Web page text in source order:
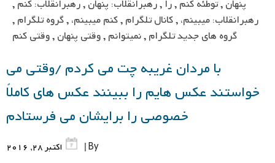
پنهان,توطئه کنم,را, رهبرانقلاب: پنهان,رهبرانقلاب: کنم,
رهبرانقلاب: میبینم،,کانال تلگرام,کنم میبینم،,گروه تلگرام,
گروه های جدید تلگرام,نمیتوانم,وقتی پنهان,وقتی کنم
با مردان غریبه چت می کردم /وقتی می
خواستند عکس هایم را ببینند عکس های کاملاً
خصوصی را برایشان می فرستادم
By |
اکتبر 28, 2016